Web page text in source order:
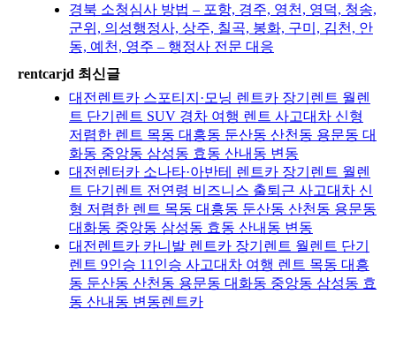
경북 소청심사 방법 – 포항, 경주, 영천, 영덕, 청송,
군위, 의성행정사, 상주, 칠곡, 봉화, 구미, 김천, 안
동, 예천, 영주 – 행정사 전문 대응
rentcarjd 최신글
대전렌트카 스포티지·모닝 렌트카 장기렌트 월렌
트 단기렌트 SUV 경차 여행 렌트 사고대차 신형
저렴한 렌트 목동 대흥동 둔산동 산천동 용문동 대
화동 중앙동 삼성동 효동 산내동 변동
대전렌터카 소나타·아반테 렌트카 장기렌트 월렌
트 단기렌트 전연령 비즈니스 출퇴근 사고대차 신
형 저렴한 렌트 목동 대흥동 둔산동 산천동 용문동
대화동 중앙동 삼성동 효동 산내동 변동
대전렌트카 카니발 렌트카 장기렌트 월렌트 단기
렌트 9인승 11인승 사고대차 여행 렌트 목동 대흥
동 둔산동 산천동 용문동 대화동 중앙동 삼성동 효
동 산내동 변동렌트카